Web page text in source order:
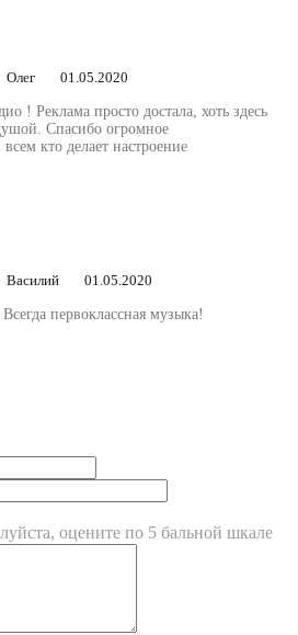
Олег 01.05.2020
! Реклама просто достала, хоть здесь
Спасибо огромное
кто делает настроение
Василий 01.05.2020
первоклассная музыка!
оцените по 5 бальной шкале